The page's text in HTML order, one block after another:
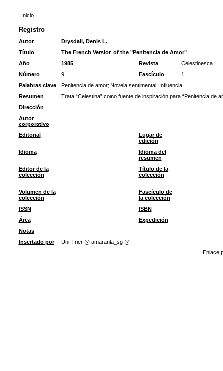
Inicio
Registro
Autor
Drysdall, Denis L.
Título
The French Version of the "Penitencia de Amor"
Año
1985 Revista
Celestinesca
Número
9 Fascículo
1
Palabras clave
Penitencia de amor; Novela sentimental; Influencia
Resumen
Trata “Celestina” como fuente de inspiración para “Penitencia de
Dirección
Autor
corporativo
Editorial
Lugar de
edición
Idioma
Idioma del
resumen
Editor de la
colección
Título de la
colección
Volumen de la
colección
Fascículo de
la colección
ISSN
ISBN
Área
Expedición
Notas
Insertado por
Uni-Trier @ amaranta_sg @
Enlace